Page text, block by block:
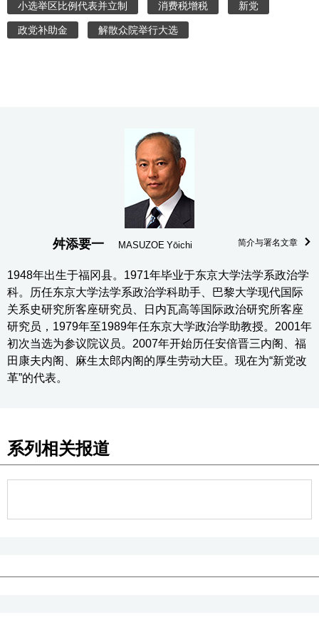
小选举区比例代表并立制 消费税增税 新党
政党补助金 解散众院举行大选
舛添要一 MASUZOE Yōichi 简介与署名文章
1948年出生于福冈县。1971年毕业于东京大学法学系政治学
科。历任东京大学法学系政治学科助手、巴黎大学现代国际
关系史研究所客座研究员、日内瓦高等国际政治研究所客座
研究员，1979年至1989年任东京大学政治学助教授。2001年
初次当选为参议院议员。2007年开始历任安倍晋三内阁、福
田康夫内阁、麻生太郎内阁的厚生劳动大臣。现在为“新党改
革”的代表。
系列相关报道